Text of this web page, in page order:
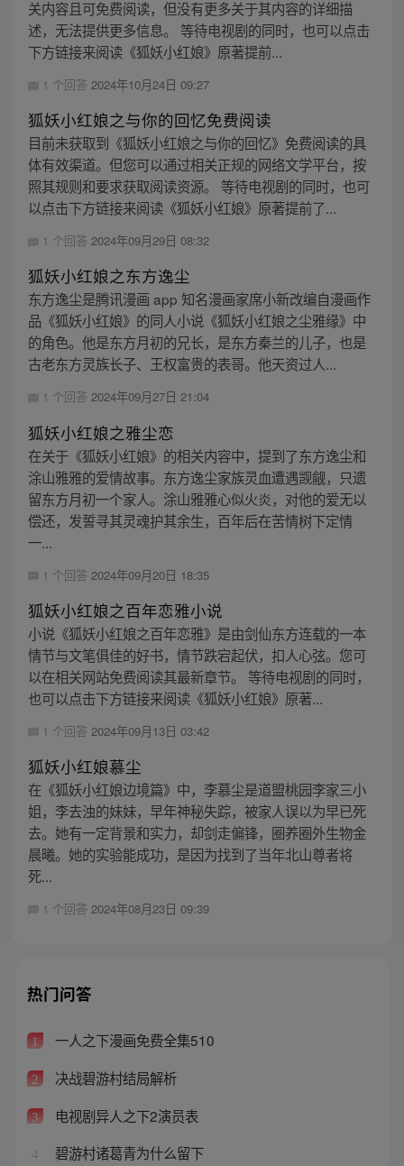
关内容且可免费阅读，但没有更多关于其内容的详细描
述，无法提供更多信息。 等待电视剧的同时，也可以点击
下方链接来阅读《狐妖小红娘》原著提前...
1 个回答 2024年10月24日 09:27
狐妖小红娘之与你的回忆免费阅读
目前未获取到《狐妖小红娘之与你的回忆》免费阅读的具
体有效渠道。但您可以通过相关正规的网络文学平台，按
照其规则和要求获取阅读资源。 等待电视剧的同时，也可
以点击下方链接来阅读《狐妖小红娘》原著提前了...
1 个回答 2024年09月29日 08:32
狐妖小红娘之东方逸尘
东方逸尘是腾讯漫画 app 知名漫画家席小新改编自漫画作
品《狐妖小红娘》的同人小说《狐妖小红娘之尘雅缘》中
的角色。他是东方月初的兄长，是东方秦兰的儿子，也是
古老东方灵族长子、王权富贵的表哥。他天资过人...
1 个回答 2024年09月27日 21:04
狐妖小红娘之雅尘恋
在关于《狐妖小红娘》的相关内容中，提到了东方逸尘和
涂山雅雅的爱情故事。东方逸尘家族灵血遭遇觊觎，只遗
留东方月初一个家人。涂山雅雅心似火炎，对他的爱无以
偿还，发誓寻其灵魂护其余生，百年后在苦情树下定情
一...
1 个回答 2024年09月20日 18:35
狐妖小红娘之百年恋雅小说
小说《狐妖小红娘之百年恋雅》是由剑仙东方连载的一本
情节与文笔俱佳的好书，情节跌宕起伏，扣人心弦。您可
以在相关网站免费阅读其最新章节。 等待电视剧的同时，
也可以点击下方链接来阅读《狐妖小红娘》原著...
1 个回答 2024年09月13日 03:42
狐妖小红娘慕尘
在《狐妖小红娘边境篇》中，李慕尘是道盟桃园李家三小
姐，李去浊的妹妹，早年神秘失踪，被家人误以为早已死
去。她有一定背景和实力，却剑走偏锋，圈养圈外生物金
晨曦。她的实验能成功，是因为找到了当年北山尊者将
死...
1 个回答 2024年08月23日 09:39
热门问答
1 一人之下漫画免费全集510
2 决战碧游村结局解析
3 电视剧异人之下2演员表
4 碧游村诸葛青为什么留下